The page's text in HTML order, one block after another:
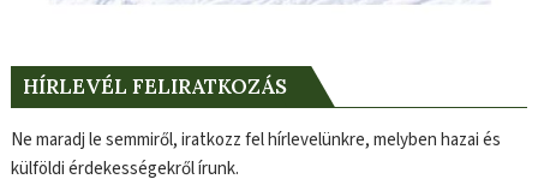
HÍRLEVÉL FELIRATKOZÁS
Ne maradj le semmiről, iratkozz fel hírlevelünkre, melyben hazai és
külföldi érdekességekről írunk.